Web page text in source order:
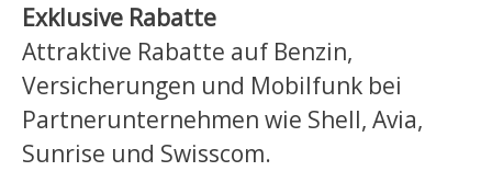
Exklusive Rabatte
Attraktive Rabatte auf Benzin,
Versicherungen und Mobilfunk bei
Partnerunternehmen wie Shell, Avia,
Sunrise und Swisscom.